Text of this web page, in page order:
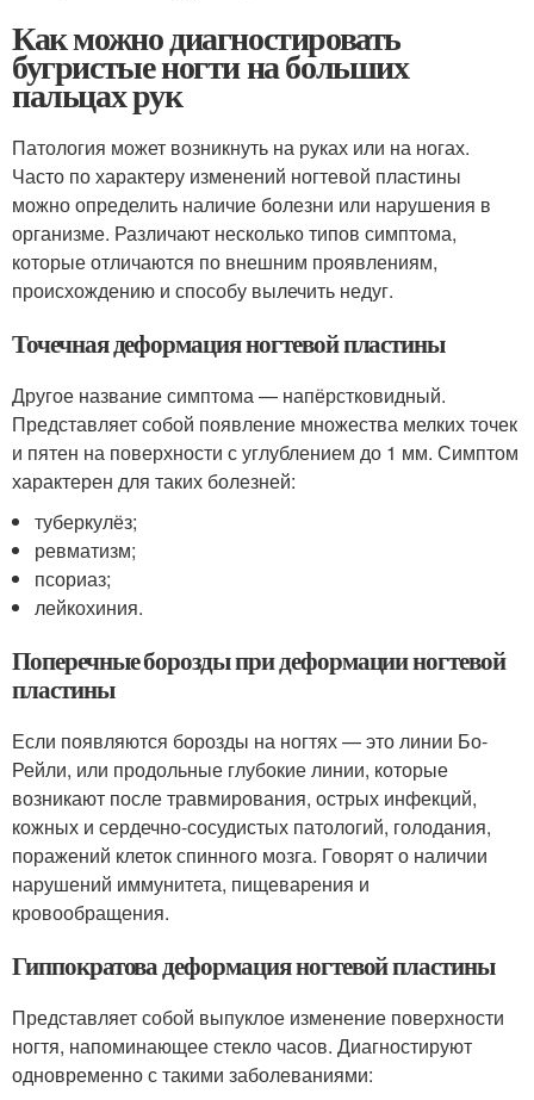
Как можно диагностировать
бугристые ногти на больших
пальцах рук
Патология может возникнуть на руках или на ногах.
Часто по характеру изменений ногтевой пластины
можно определить наличие болезни или нарушения в
организме. Различают несколько типов симптома,
которые отличаются по внешним проявлениям,
происхождению и способу вылечить недуг.
Точечная деформация ногтевой пластины
Другое название симптома — напёрстковидный.
Представляет собой появление множества мелких точек
и пятен на поверхности с углублением до 1 мм. Симптом
характерен для таких болезней:
туберкулёз;
ревматизм;
псориаз;
лейкохиния.
Поперечные борозды при деформации ногтевой
пластины
Если появляются борозды на ногтях — это линии Бо-
Рейли, или продольные глубокие линии, которые
возникают после травмирования, острых инфекций,
кожных и сердечно-сосудистых патологий, голодания,
поражений клеток спинного мозга. Говорят о наличии
нарушений иммунитета, пищеварения и
кровообращения.
Гиппократова деформация ногтевой пластины
Представляет собой выпуклое изменение поверхности
ногтя, напоминающее стекло часов. Диагностируют
одновременно с такими заболеваниями: